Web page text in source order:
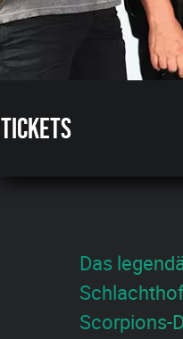
Tickets
Das
Scorpions-